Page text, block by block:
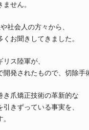
せん。
社会人の方々から、
お聞きしてきました。
ス陸軍が、
発されたもので、切除手
き爪矯正技術の革新的な
きずっている事実を、